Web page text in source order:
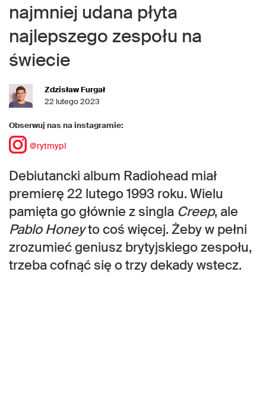
najmniej udana płyta
najlepszego zespołu na
świecie
Zdzisław Furgał
22 lutego 2023
Obserwuj nas na instagramie:
@rytmypl
Debiutancki album Radiohead miał
premierę 22 lutego 1993 roku. Wielu
pamięta go głównie z singla Creep, ale
Pablo Honeyto coś więcej. Żeby w pełni
zrozumieć geniusz brytyjskiego zespołu,
trzeba cofnąć się o trzy dekady wstecz.